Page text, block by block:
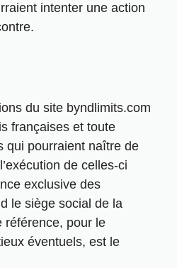
intenter une action
du site byndlimits.com
françaises et toute
qui pourraient naître de
de celles-ci
exclusive des
le siège social de la
référence, pour le
éventuels, est le